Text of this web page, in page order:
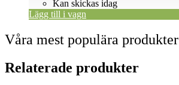
Kan skickas idag
Lägg till i vagn
Våra mest populära produkter
Relaterade produkter